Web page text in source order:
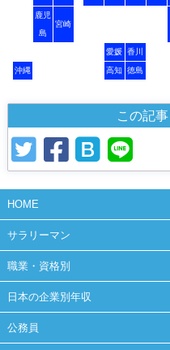
鹿児
島
宮崎
愛媛 香川
沖縄 高知 徳島
この記
HOME
サラリーマン
職業・資格別
日本の企業別年収
公務員